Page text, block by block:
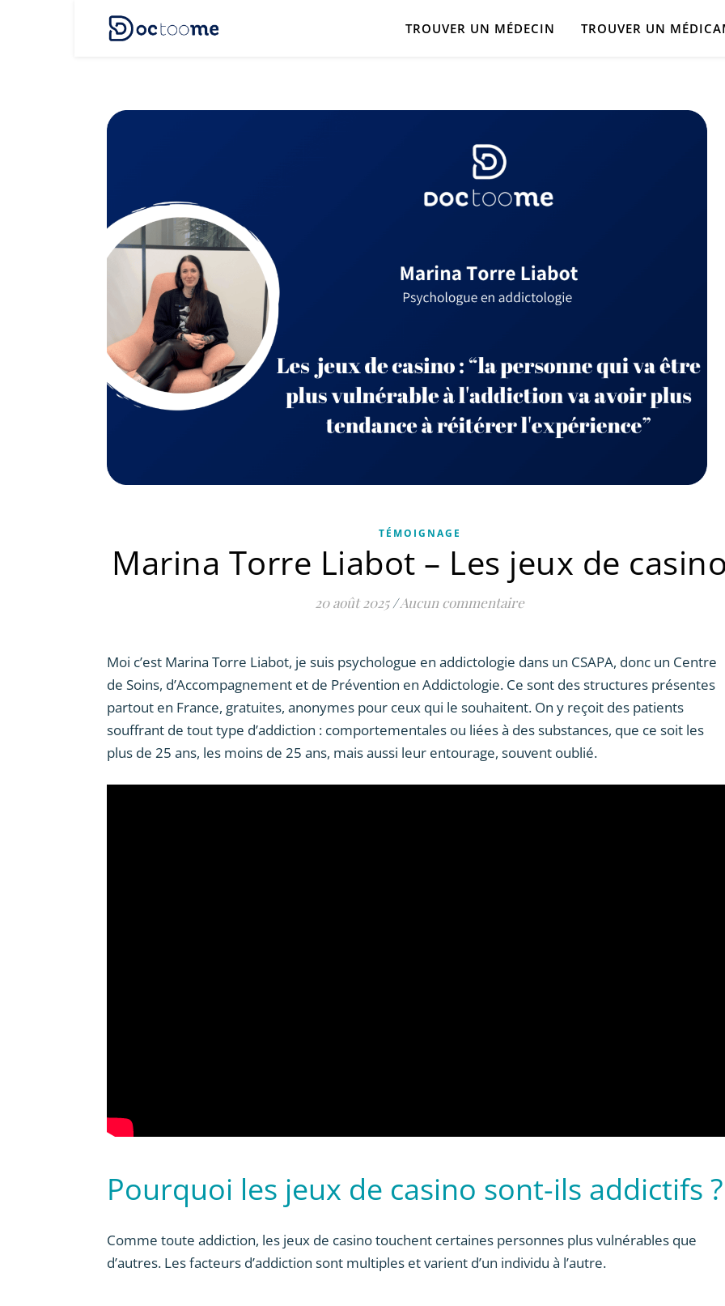
TROUVER UN MÉDECIN TROUVER UN
TÉMOIGNAGE
Marina Torre Liabot – Les jeux de
20 août 2025 /Aucun commentaire
Moi c’est Marina Torre Liabot, je suis psychologue en addictologie dans un CSAPA, donc un Centre
de Soins, d’Accompagnement et de Prévention en Addictologie. Ce sont des structures présentes
partout en France, gratuites, anonymes pour ceux qui le souhaitent. On y reçoit des patients
souffrant de tout type d’addiction : comportementales ou liées à des substances, que ce soit les
plus de 25 ans, les moins de 25 ans, mais aussi leur entourage, souvent oublié.
Pourquoi les jeux de casino sont-ils addictifs ?
Comme toute addiction, les jeux de casino touchent certaines personnes plus vulnérables que
d’autres. Les facteurs d’addiction sont multiples et varient d’un individu à l’autre.